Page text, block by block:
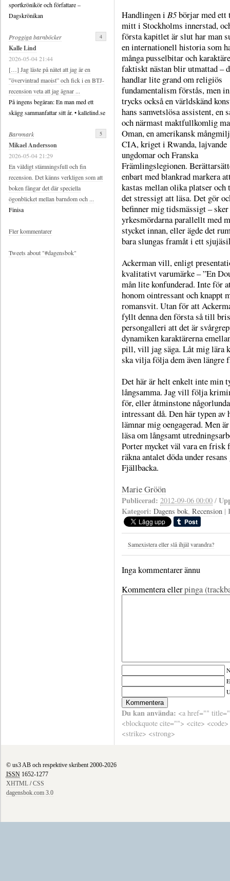
Handlingen i B5börjar med ett
mitt i Stockholms innerstad,
första kapitlet är slut har man
en internationell historia som
många pusselbitar och
faktiskt nästan blir utmattad –
handlar lite grand om religiös
fundamentalism förstås, men
trycks också en världskänd
hans samvetslösa assistent, en
och närmast maktfullkomlig
Oman, en amerikansk
CIA, kriget i Rwanda, lajvande
ungdomar och Franska
Främlingslegionen.
enbart med blankrad markera
kastas mellan olika platser och
det stressigt att läsa. Det gör
befinner mig tidsmässigt –
yrkesmördarna parallellt med
stycket innan, eller ägde det
bara slungas framåt i ett
Ackerman vill, enligt
kvalitativt varumärke – ”En
mån lite konfunderad. Inte för
honom ointressant och knappt
romansvit. Utan för att
fyllt denna den första så till
persongalleri att det är
dynamiken karaktärerna
pill, vill jag säga. Låt mig lära
ska vilja följa dem även längre
Det här är helt enkelt inte min
långsamma. Jag vill följa
för, eller åtminstone
intressant då. Den här typen
lämnar mig oengagerad. Men
läsa om långsamt
Porter mycket väl vara en frisk
räkna antalet döda under
Fjällbacka.
Marie Gröön
Publicerad: 2012-09-06 00:00 /
Kategori: Dagens bok, Recension |
Samexistera eller slå ihjäl varandra?
Inga kommentarer ännu
Kommentera ellerpinga
Du kan använda: <a href=""
<blockquote cite=""> <cite>
<strike> <strong>
sportkrönikör och författare –
Dagskrönikan
Proggiga barnböcker
Kalle Lind
2026-05-04 21:44
[…] Jag läste på nätet att jag är en
”övervintrad maoist” och fick i en BTJ-
recension veta att jag ägnar ...
På ingens begäran: En man med ett
skägg sammanfattar sitt år. • kallelind.se
4
Barnmark
Mikael Andersson
2026-05-04 21:29
En väldigt stämningsfull och fin
recension. Det känns verkligen som att
boken fångar det där speciella
ögonblicket mellan barndom och ...
Finisa
5
Fler kommentarer
Tweets about "#dagensbok"
© us3 AB och respektive skribent 2000-2026
ISSN1652-1277
XHTML/CSS
dagensbok.com 3.0